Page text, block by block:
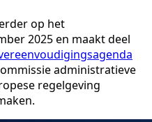
op het
2025 en maakt deel
administratieve
regelgeving